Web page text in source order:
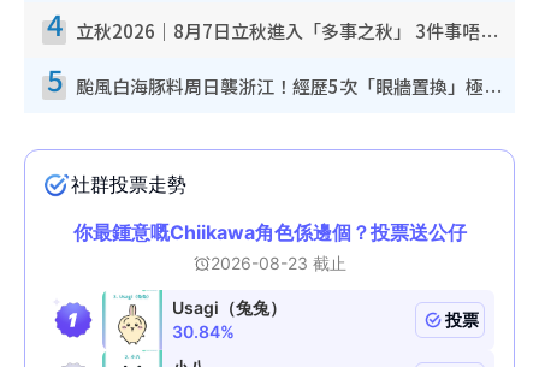
4 立秋2026｜8月7日立秋進入「多事之秋」 3件事唔做得！專家教6招開運 清枱頭／銀包納氣接好運
5 颱風白海豚料周日襲浙江！經歷5次「眼牆置換」極罕見 成登陸內地最長途颱風